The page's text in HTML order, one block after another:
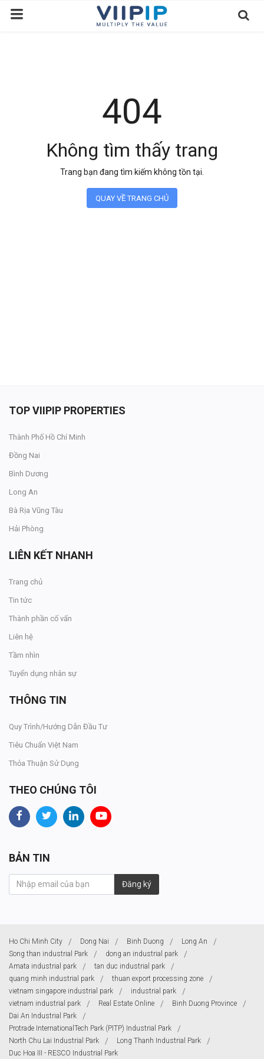
Tầm nhìn
Quy Trình/Hướng Dẫn Đầu Tư
404
Không tìm thấy trang
Trang bạn đang tìm kiếm không tồn tại.
QUAY VỀ TRANG CHỦ
TOP VIIPIP PROPERTIES
Thành Phố Hồ Chí Minh
Đồng Nai
Bình Dương
Long An
Bà Rịa Vũng Tàu
Hải Phòng
LIÊN KẾT NHANH
Trang chủ
Tin tức
Thành phần cố vấn
Liên hệ
Tầm nhìn
Tuyển dụng nhân sự
THÔNG TIN
Quy Trình/Hướng Dẫn Đầu Tư
Tiêu Chuẩn Việt Nam
Thỏa Thuận Sử Dụng
THEO CHÚNG TÔI
BẢN TIN
Đăng ký
Ho Chi Minh City Dong Nai Binh Duong
Long An
Song than industrial Park
dong an industrial park
Amata industrial park
tan duc industrial park
quang minh industrial park
thuan export processing zone
vietnam singapore industrial park
industrial park
vietnam industrial park
Real Estate Online
Binh Duong Province
Dai An Industrial Park
Protrade InternationalTech Park (PITP) Industrial Park
North Chu Lai Industrial Park
Long Thanh Industrial Park
Duc Hoa III - RESCO Industrial Park